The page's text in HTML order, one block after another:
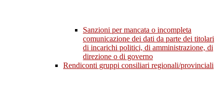
Sanzioni per mancata o incompleta
comunicazione dei dati da parte dei titolari
di incarichi politici, di amministrazione, di
direzione o di governo
Rendiconti gruppi consiliari regionali/provinciali